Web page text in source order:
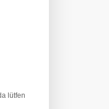
lütfen